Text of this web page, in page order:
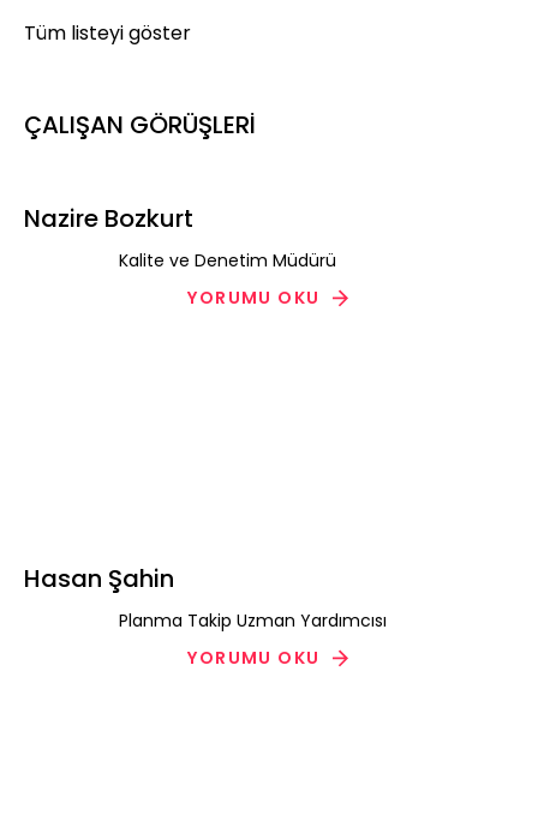
Tüm listeyi göster
ÇALIŞAN GÖRÜŞLERİ
Nazire Bozkurt
Kalite ve Denetim Müdürü
YORUMU OKU
Hasan Şahin
Planma Takip Uzman Yardımcısı
YORUMU OKU